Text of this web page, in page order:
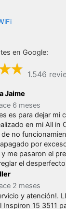
en Google:
1.546
Jaime
6 meses
es para dejar mi
en mi All in
no
por
me pasaron el
el
2 meses
y atención!.
Inspiron 15 3511